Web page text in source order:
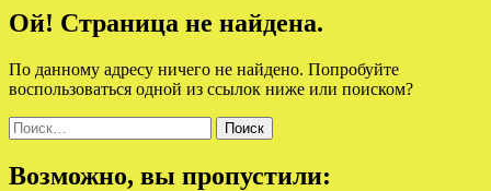
Ой! Страница не найдена.
По данному адресу ничего не найдено. Попробуйте
воспользоваться одной из ссылок ниже или поиском?
Найти:
Возможно, вы пропустили: